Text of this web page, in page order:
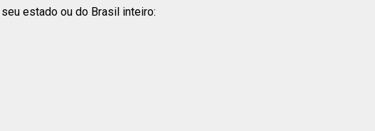
estado ou do Brasil inteiro: